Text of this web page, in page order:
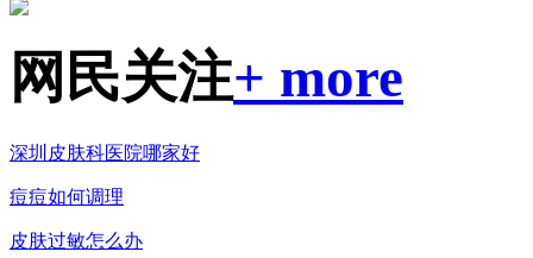
网民关注+ more
深圳皮肤科医院哪家好
痘痘如何调理
皮肤过敏怎么办